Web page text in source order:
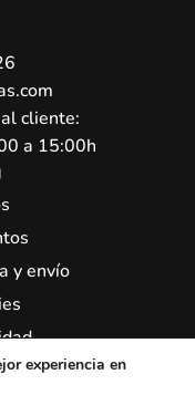
cliente:
a 15:00h
y envío
experiencia en